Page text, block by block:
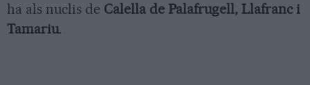
ha als nuclis de Calella de Palafrugell, Llafranc i
Tamariu.